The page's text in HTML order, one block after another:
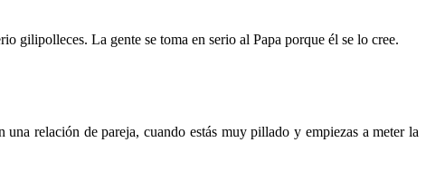
gilipolleces. La gente se toma en serio al Papa porque él se lo cree.
una relación de pareja, cuando estás muy pillado y empiezas a meter la